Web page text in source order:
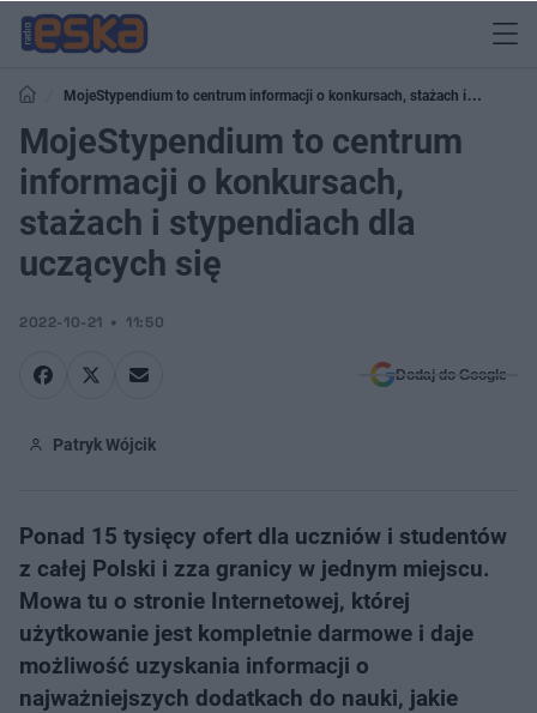
MojeStypendium to centrum informacji o konkursach, stażach i
stypendiach dla uczących się
MojeStypendium to centrum
informacji o konkursach,
stażach i stypendiach dla
uczących się
2022-10-21 11:50
Dodaj do Google
Patryk Wójcik
Ponad 15 tysięcy ofert dla uczniów i studentów
z całej Polski i zza granicy w jednym miejscu.
Mowa tu o stronie Internetowej, której
użytkowanie jest kompletnie darmowe i daje
możliwość uzyskania informacji o
najważniejszych dodatkach do nauki, jakie